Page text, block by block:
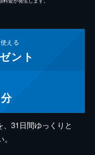
える
ント
31日間ゆっくりと